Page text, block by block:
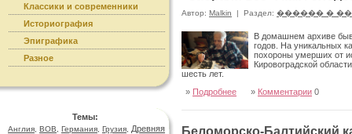
Классики и современники
Историография
Эпиграфика
Разное
Темы:
Англия ВОВ Германия Грузия
Древняя
Автор: Malkin | Раздел: ������ �
В домашнем архиве
годов. На уникальных
похороны умерших от
Кировоградской
шесть лет.
» Подробнее » Комментарии 0
Беломорско-Балтийский